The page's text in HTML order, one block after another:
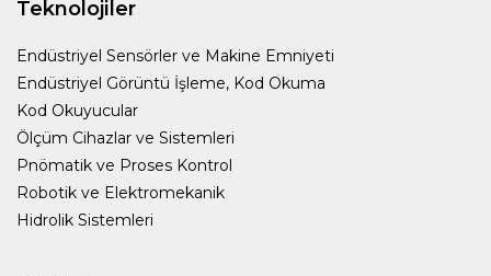
Teknolojiler
Endüstriyel Sensörler ve Makine Emniyeti
Endüstriyel Görüntü İşleme, Kod Okuma
Kod Okuyucular
Ölçüm Cihazlar ve Sistemleri
Pnömatik ve Proses Kontrol
Robotik ve Elektromekanik
Hidrolik Sistemleri